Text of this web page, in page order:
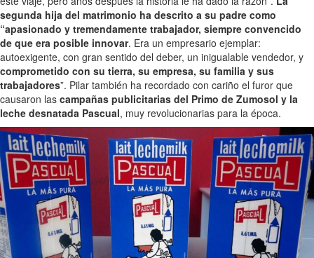
segunda hija del matrimonio ha descrito a su padre como
“apasionado y tremendamente trabajador, siempre convencido
de que era posible innovar. Era un empresario ejemplar:
autoexigente, con gran sentido del deber, un inigualable vendedor, y
comprometido con su tierra, su empresa, su familia y sus
trabajadores”. Pilar también ha recordado con cariño el furor que
causaron las campañas publicitarias del Primo de Zumosol y la
leche desnatada Pascual, muy revolucionarias para la época.